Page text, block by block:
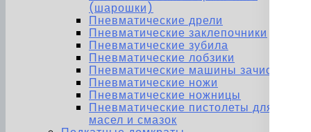
(шарошки)
Пневматические дрели
Пневматические заклепочники
Пневматические зубила
Пневматические лобзики
Пневматические машины зачистные
Пневматические ножи
Пневматические ножницы
Пневматические пистолеты для
масел и смазок